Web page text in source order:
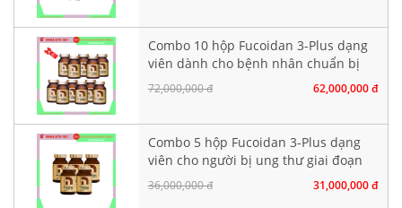
Combo 10 hộp Fucoidan 3-Plus dạng
viên dành cho bệnh nhân chuẩn bị
hoá xạ trị
72,000,000 đ 62,000,000 đ
Combo 5 hộp Fucoidan 3-Plus dạng
viên cho người bị ung thư giai đoạn
đầu
36,000,000 đ 31,000,000 đ